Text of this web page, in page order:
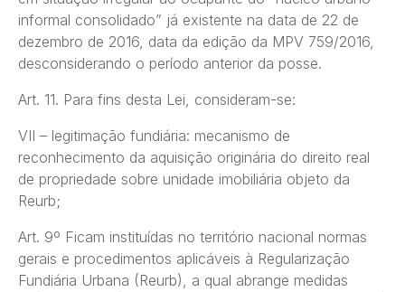
informal consolidado” já existente na data de 22 de
dezembro de 2016, data da edição da MPV 759/2016,
desconsiderando o período anterior da posse.
Art. 11. Para fins desta Lei, consideram-se:
VII – legitimação fundiária: mecanismo de
reconhecimento da aquisição originária do direito real
de propriedade sobre unidade imobiliária objeto da
Reurb;
Art. 9º Ficam instituídas no território nacional normas
gerais e procedimentos aplicáveis à Regularização
Fundiária Urbana (Reurb), a qual abrange medidas